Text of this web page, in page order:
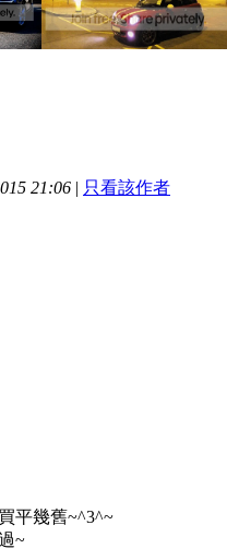
21:06 | 只看該作者
平幾舊~^3^~
~